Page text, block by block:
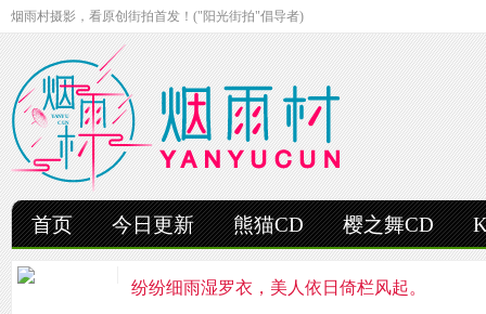
烟雨村摄影，看原创街拍首发！("阳光街拍"倡导者)
首页 今日更新 熊猫CD 樱之舞CD
纷纷细雨湿罗衣，美人依日倚栏风起。